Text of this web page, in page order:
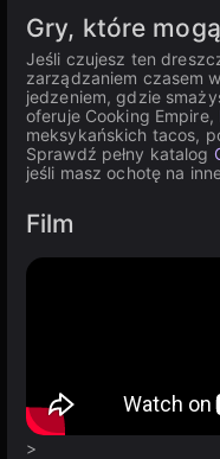
Gry, które
Jeśli czujesz ten
zarządzaniem czasem
jedzeniem, gdzie
oferuje Cooking Empire,
meksykańskich tacos,
Sprawdź pełny katalog
jeśli masz ochotę na
Film
>